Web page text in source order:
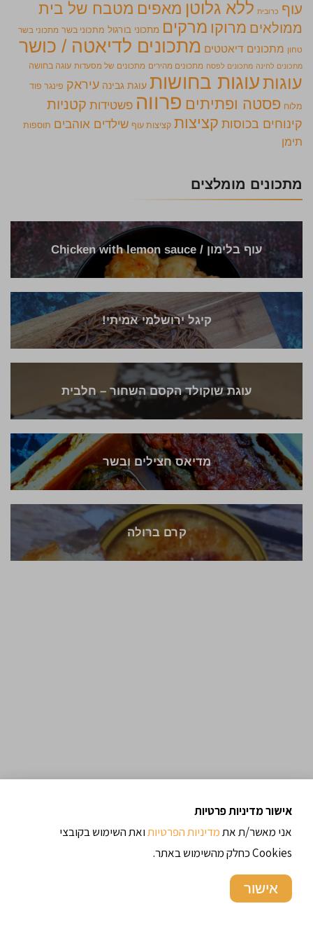
עוף כרובית ללא גלוטן מאפים מטבח של בית
ממולאים מרוקו מרקים מתכוני בורגול מתכוני בשר מתכוני בשר
טחון מתכונים דיאטטים מתכונים לדיאטה / כושר
מתכונים לחינה מתכונים לפסח מתכונים מהירים מתכונים של מסעדות עוגה בחושה
עוגותעוגות בחושות עוגת גבינה עיראק פינגר פוד
מלוח פסטה ופתיתים פרווה פשטידות קטניות
קינוחים בכוסות קציצות קציצות עוף שילדים אוהבים תוספות
תימן
מתכונים מומלצים
עוף בלימון / Chicken with lemon sauce
קיגל ירושלמי אמיתי!
עוגת שוקולד הקסם השחור – חלבית
מדיאס חצילים ובשר
קרם ברולה
אישור מדיניות פרטיות
אני מאשר/ת אתמדיניות הפרטיותואת השימוש בקובצי
Cookies כחלק מהשימוש באתר.
אישור